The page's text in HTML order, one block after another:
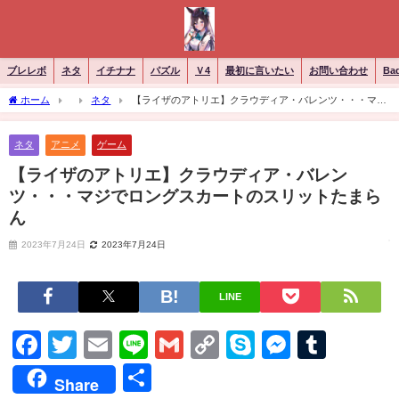
ブレレボ ネタ イチナナ パズル Ｖ4 最初に言いたい お問い合わせ
ホーム ネタ
【ライザのアトリエ】クラウディア・バレンツ・・・マジ
でロングスカートのスリットたまらん
ネタ アニメ ゲーム
【ライザのアトリエ】クラウディア・バレン
ツ・・・マジでロングスカートのスリットたまら
ん
2023年7月24日 2023年7月24日
LINE
Facebook
Twitter
EmailLineGmailCopySkype
Share